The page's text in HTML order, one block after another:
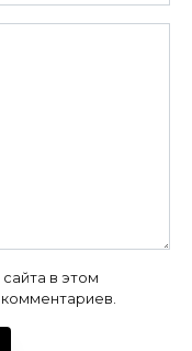
в этом